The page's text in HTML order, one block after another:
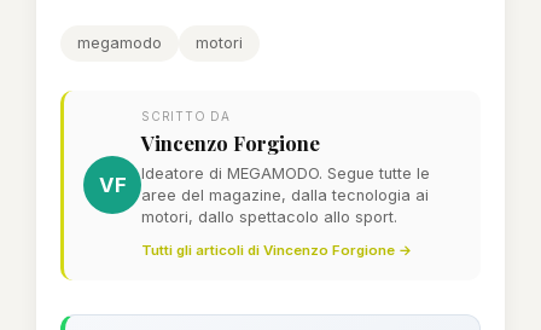
megamodo motori
VF
SCRITTO DA
Vincenzo Forgione
Ideatore di MEGAMODO. Segue tutte le
aree del magazine, dalla tecnologia ai
motori, dallo spettacolo allo sport.
Tutti gli articoli di Vincenzo Forgione →